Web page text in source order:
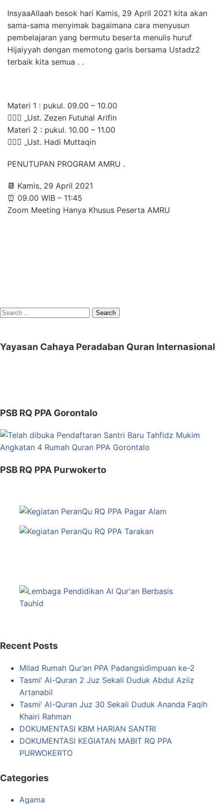
InsyaaAllaah besok hari Kamis, 29 April 2021 kita akan
sama-sama menyimak bagaimana cara menyusun
pembelajaran yang bermutu beserta menulis huruf
Hijaiyyah dengan memotong garis bersama Ustadz2
terbaik kita semua . .
Materi 1 : pukul. 09.00 – 10.00
👳🏻‍♂️ _Ust. Zezen Futuhal Arifin
Materi 2 : pukul. 10.00 – 11.00
👳🏻‍♂️ _Ust. Hadi Muttaqin
PENUTUPAN PROGRAM AMRU .
📆 Kamis, 29 April 2021
⏰ 09.00 WIB – 11:45
Zoom Meeting Hanya Khusus Peserta AMRU
Search
Yayasan Cahaya Peradaban Quran Internasional
PSB RQ PPA Gorontalo
PSB RQ PPA Purwokerto
Recent Posts
Milad Rumah Qur’an PPA Padangsidimpuan ke-2
Tasmi’ Al-Quran 2 Juz Sekali Duduk Abdul Aziiz
Artanabil
Tasmi’ Al-Quran Juz 30 Sekali Duduk Ananda Faqih
Khairi Rahman
DOKUMENTASI KBM HARIAN SANTRI
DOKUMENTASI KEGIATAN MABIT RQ PPA
PURWOKERTO
Categories
Agama